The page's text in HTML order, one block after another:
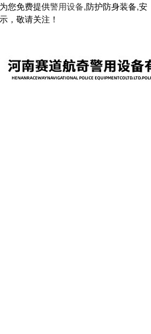
您免费提供警用设备,防护防身装备,安
，敬请关注！